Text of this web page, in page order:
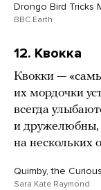
Drongo Bird Tricks
BBC Earth
12. Квокка
Квокки —
их мордочки
всегда
и дружелюбны,
на нескольких
Quimby, the
Sara Kate Raymond